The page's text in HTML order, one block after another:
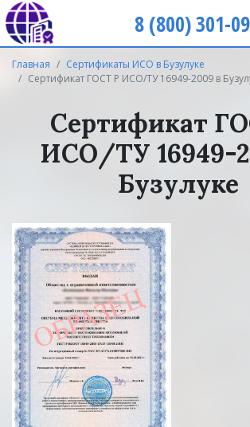
8 (800) 301-
Главная
Сертификаты ИСО в Бузулуке
Сертификат ГОСТ Р ИСО/ТУ 16949-2009 в
Сертификат
ИСО/ТУ 16949-
Бузулуке